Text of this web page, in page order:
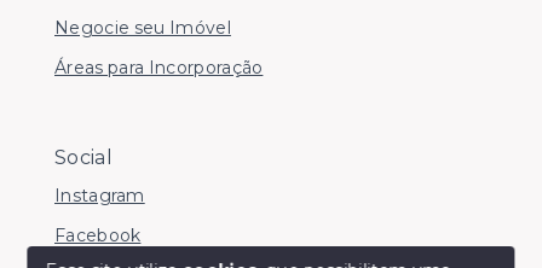
Negocie seu Imóvel
Áreas para Incorporação
Social
Instagram
Facebook